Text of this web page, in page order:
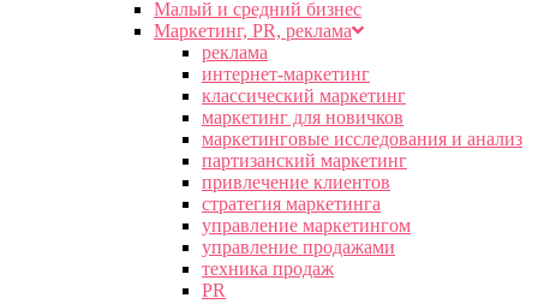
Малый и средний бизнес
Маркетинг, PR, реклама
реклама
интернет-маркетинг
классический маркетинг
маркетинг для новичков
маркетинговые исследования и анализ
партизанский маркетинг
привлечение клиентов
стратегия маркетинга
управление маркетингом
управление продажами
техника продаж
PR